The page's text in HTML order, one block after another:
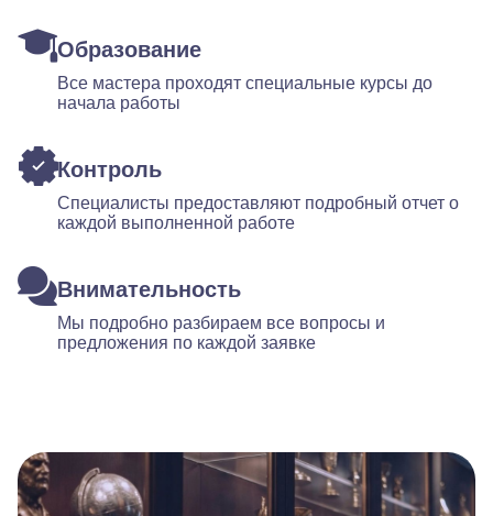
Образование
Все мастера проходят специальные курсы до
начала работы
Контроль
Специалисты предоставляют подробный отчет о
каждой выполненной работе
Внимательность
Мы подробно разбираем все вопросы и
предложения по каждой заявке